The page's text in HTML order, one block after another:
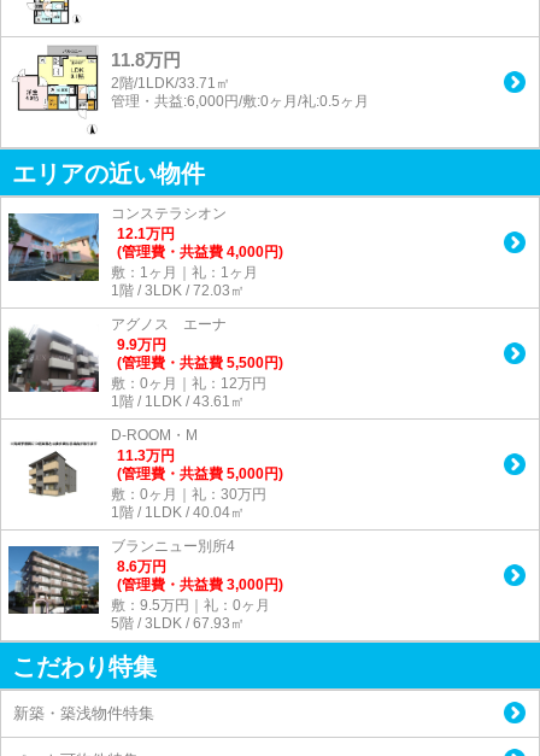
11.8万円
2階/1LDK/33.71㎡
管理・共益:6,000円/敷:0ヶ月/礼:0.5ヶ月
エリアの近い物件
コンステラシオン
12.1万円
(管理費・共益費 4,000円)
敷：1ヶ月｜礼：1ヶ月
1階 / 3LDK / 72.03㎡
アグノス エーナ
9.9万円
(管理費・共益費 5,500円)
敷：0ヶ月｜礼：12万円
1階 / 1LDK / 43.61㎡
D-ROOM・M
11.3万円
(管理費・共益費 5,000円)
敷：0ヶ月｜礼：30万円
1階 / 1LDK / 40.04㎡
ブランニュー別所4
8.6万円
(管理費・共益費 3,000円)
敷：9.5万円｜礼：0ヶ月
5階 / 3LDK / 67.93㎡
こだわり特集
新築・築浅物件特集